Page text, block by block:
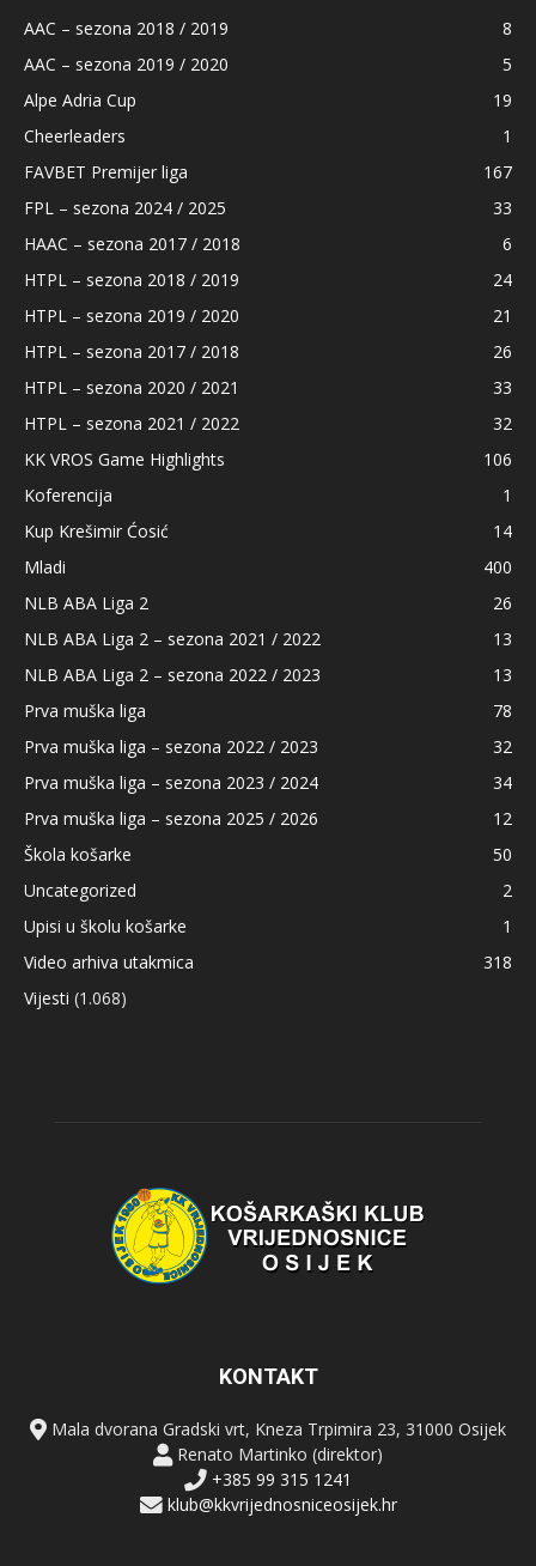
AAC – sezona 2018 / 2019
8
AAC – sezona 2019 / 2020
5
Alpe Adria Cup
19
Cheerleaders
1
FAVBET Premijer liga
167
FPL – sezona 2024 / 2025
33
HAAC – sezona 2017 / 2018
6
HTPL – sezona 2018 / 2019
24
HTPL – sezona 2019 / 2020
21
HTPL – sezona 2017 / 2018
26
HTPL – sezona 2020 / 2021
33
HTPL – sezona 2021 / 2022
32
KK VROS Game Highlights
106
Koferencija
1
Kup Krešimir Ćosić
14
Mladi
400
NLB ABA Liga 2
26
NLB ABA Liga 2 – sezona 2021 / 2022
13
NLB ABA Liga 2 – sezona 2022 / 2023
13
Prva muška liga
78
Prva muška liga – sezona 2022 / 2023
32
Prva muška liga – sezona 2023 / 2024
34
Prva muška liga – sezona 2025 / 2026
12
Škola košarke
50
Uncategorized
2
Upisi u školu košarke
1
Video arhiva utakmica
318
Vijesti (1.068)
KONTAKT
Mala dvorana Gradski vrt, Kneza Trpimira 23, 31000 Osijek
Renato Martinko (direktor)
+385 99 315 1241
klub@kkvrijednosniceosijek.hr